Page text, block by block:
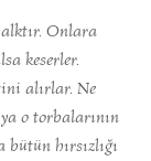
Onlara
keserler.
alırlar. Ne
o torbalarının
hırsızlığı